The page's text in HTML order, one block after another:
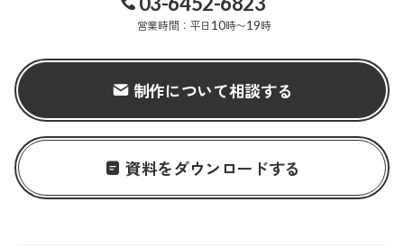
営業時間：平日 10時〜19時
制作について相談する
資料をダウンロードする